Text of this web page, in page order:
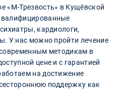
«М-Трезвость» в Кущёвской
кардиологи,
У нас можно пройти лечение
методикам в
цене и с гарантией
на достижение
поддержку как